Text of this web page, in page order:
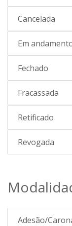
Cancelada
Em
Fechado
Fracassada
Retificado
Revogada
Adesão/